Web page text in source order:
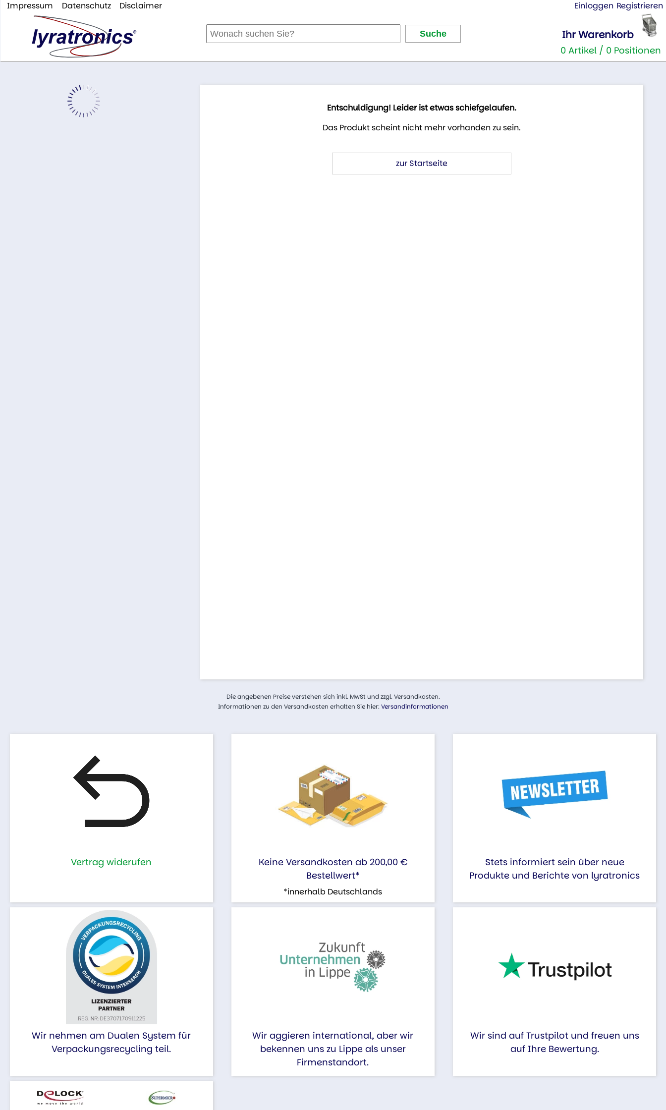
Impressum Datenschutz Disclaimer Einloggen Registrieren
Ihr Warenkorb
0 Artikel / 0 Positionen
Entschuldigung! Leider ist etwas schiefgelaufen.
Das Produkt scheint nicht mehr vorhanden zu sein.
zur Startseite
Die angebenen Preise verstehen sich inkl. MwSt und zzgl. Versandkosten.
Informationen zu den Versandkosten erhalten Sie hier: Versandinformationen
Vertrag widerufen
Keine Versandkosten ab 200,00 €
Bestellwert*
*innerhalb Deutschlands
Stets informiert sein über neue
Produkte und Berichte von lyratronics
Wir nehmen am Dualen System für
Verpackungsrecycling teil.
Wir aggieren international, aber wir
bekennen uns zu Lippe als unser
Firmenstandort.
Wir sind auf Trustpilot und freuen uns
auf Ihre Bewertung.